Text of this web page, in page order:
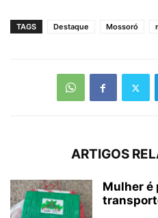
TAGS Destaque Mossoró
ARTIGOS
Mulher é